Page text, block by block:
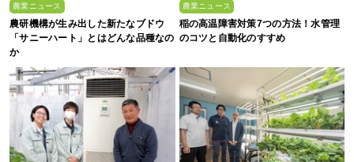
農業ニュース
農研機構が生み出した新たなブドウ
「サニーハート」とはどんな品種なの
か
農業ニュース
稲の高温障害対策7つの方法！水管理
のコツと自動化のすすめ